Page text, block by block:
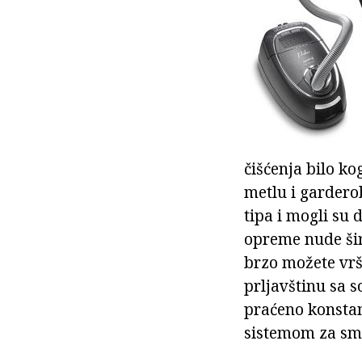
čišćenja bilo
metlu i
tipa i mogli su
opreme nude
brzo možete
prljavštinu sa
praćeno
sistemom za